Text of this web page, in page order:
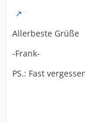
Allerbeste Grüße
-Frank-
PS.: Fast